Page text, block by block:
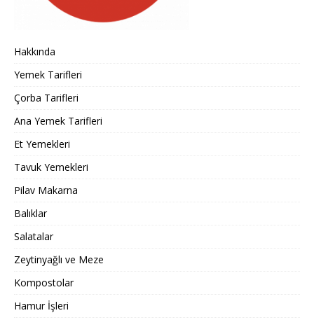
Hakkında
Yemek Tarifleri
Çorba Tarifleri
Ana Yemek Tarifleri
Et Yemekleri
Tavuk Yemekleri
Pilav Makarna
Balıklar
Salatalar
Zeytinyağlı ve Meze
Kompostolar
Hamur İşleri